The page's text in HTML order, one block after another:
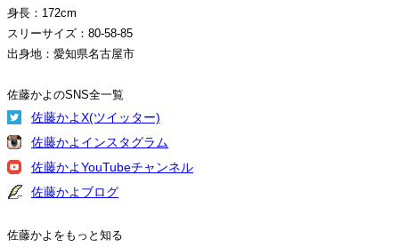
身長：172cm
スリーサイズ：80-58-85
出身地：愛知県名古屋市
佐藤かよのSNS全一覧
佐藤かよX(ツイッター)
佐藤かよインスタグラム
佐藤かよYouTubeチャンネル
佐藤かよブログ
佐藤かよをもっと知る